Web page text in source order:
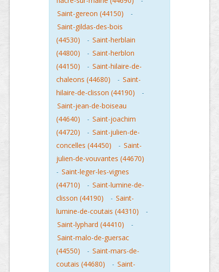
Saint-gereon (44150)
-
Saint-gildas-des-bois
(44530)
- Saint-herblain
(44800)
- Saint-herblon
(44150)
- Saint-hilaire-de-
chaleons (44680)
- Saint-
hilaire-de-clisson (44190)
-
Saint-jean-de-boiseau
(44640)
- Saint-joachim
(44720)
- Saint-julien-de-
concelles (44450)
- Saint-
julien-de-vouvantes (44670)
- Saint-leger-les-vignes
(44710)
- Saint-lumine-de-
clisson (44190)
- Saint-
lumine-de-coutais (44310)
-
Saint-lyphard (44410)
-
Saint-malo-de-guersac
(44550)
- Saint-mars-de-
coutais (44680)
- Saint-